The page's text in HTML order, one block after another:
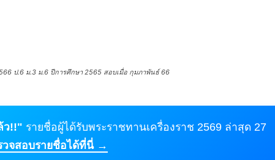
ป.6 ม.3 ม.6 ปีการศึกษา 2565 สอบเมื่อ กุมภาพันธ์ 66
ว!!" รายชื่อผู้ได้รับพระราชทานเครื่องราช 2569 ล่าสุด 27
วจสอบรายชื่อได้ที่นี่ →